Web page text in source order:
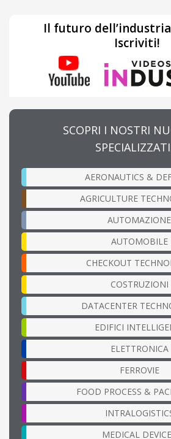
Il futuro
Iscriviti!
SCOPRI I NOSTRI
AERONAUTICS &
AGRICULTURE
AUTOMAZIONE
AUTOMOBILE
CHECKOUT
COSTRUZIONI
DATACENTER
EDIFICI
ELETTRONICA
FERROVIE
FOOD PROCESS &
MEDICAL